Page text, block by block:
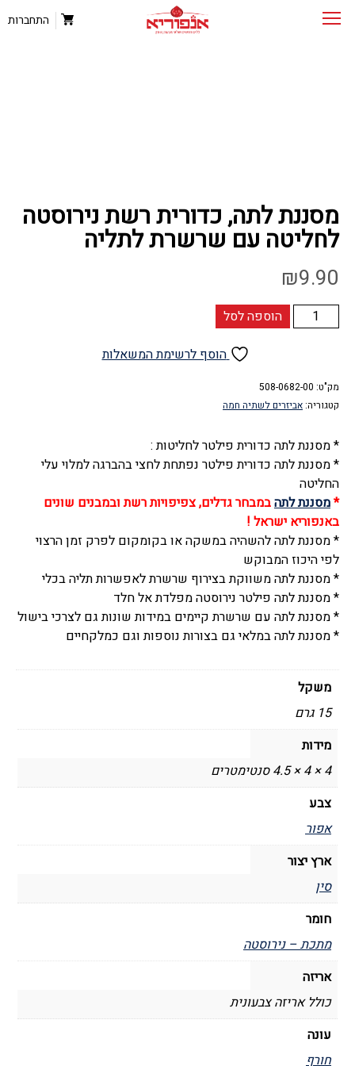
התחברות
מסננת לתה, כדורית רשת נירוסטה
לחליטה עם שרשרת לתליה
₪9.90
כמות
של
כדורית
רשת
לחליטה
עם
שרשרת
לתליה
הוספה לסל
הוסף לרשימת המשאלות
מק"ט: 508-0682-00
קטגוריה: אביזרים לשתיה חמה
* מסננת לתה כדורית פילטר לחליטות :
* מסננת לתה כדורית פילטר נפתחת לחצי בהברגה למלוי עלי
החליטה
*מסננת לתהבמבחר גדלים, צפיפויות רשת ובמבנים שונים
באנפוריא ישראל !
* מסננת לתה להשהיה במשקה או בקומקום לפרק זמן הרצוי
לפי היכוז המבוקש
* מסננת לתה משווקת בצירוף שרשרת לאפשרות תליה בכלי
* מסננת לתה פילטר נירוסטה מפלדת אל חלד
* מסננת לתה עם שרשרת קיימים במידות שונות גם לצרכי בישול
* מסננת לתה במלאי גם בצורות נוספות וגם כמלקחיים
משקל
15 גרם
מידות
4 × 4 × 4.5 סנטימטרים
צבע
אפור
ארץ יצור
סין
חומר
מתכת – נירוסטה
אריזה
כולל אריזה צבעונית
עונה
חורף